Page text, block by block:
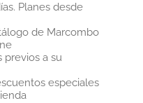
Planes desde
de Marcombo
previos a su
especiales